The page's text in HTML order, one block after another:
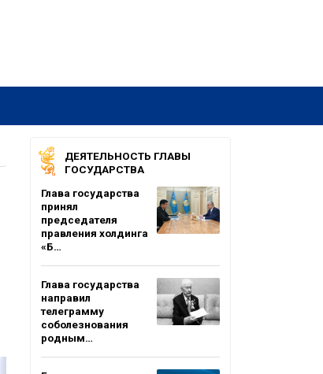
ДЕЯТЕЛЬНОСТЬ ГЛАВЫ
ГОСУДАРСТВА
Глава государства
принял
председателя
правления холдинга
«Б…
Глава государства
направил
телеграмму
соболезнования
родным…